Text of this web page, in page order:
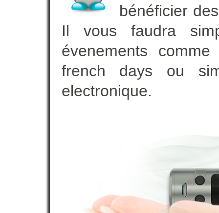
bénéficier
Il vous faudra
évenements
french days ou
electronique.